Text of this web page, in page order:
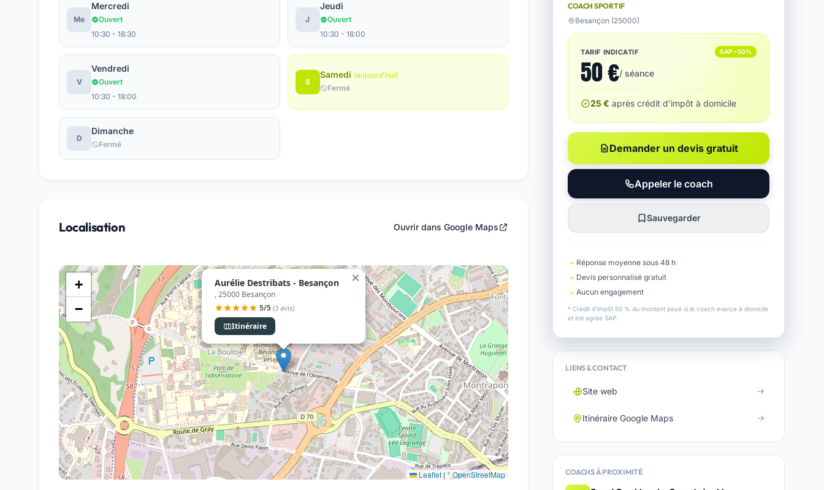
Me
Mercredi
Ouvert
10:30 - 18:30
J
Jeudi
Ouvert
10:30 - 18:00
V
Vendredi
Ouvert
10:30 - 18:00
S
Samedi (aujourd'hui)
Fermé
D
Dimanche
Fermé
Localisation Ouvrir dans Google Maps
Aurélie Destribats - Besançon
, 25000 Besançon
5/5 (3 avis)
Itinéraire
×
+
−
Leaflet | ©OpenStreetMap
COACH SPORTIF
Besançon (25000)
TARIF INDICATIF SAP −50%
50 €/ séance
25 € après crédit d'impôt à domicile
Demander un devis gratuit
Appeler le coach
Sauvegarder
Réponse moyenne sous 48 h
Devis personnalisé gratuit
Aucun engagement
* Crédit d'impôt 50 % du montant payé si le coach exerce à domicile
et est agréé SAP.
LIENS & CONTACT
Site web
Itinéraire Google Maps
COACHS À PROXIMITÉ